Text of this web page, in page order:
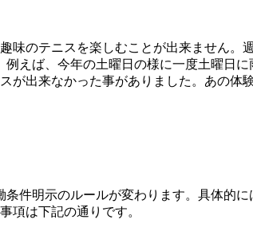
味のテニスを楽しむことが出来ません
えば、今年の土曜日の様に一度土曜日
が出来なかった事がありました。あの
件明示のルールが変わります。具体的
項は下記の通りです。